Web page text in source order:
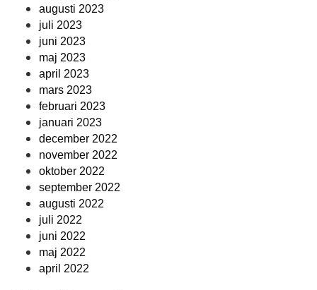
augusti 2023
juli 2023
juni 2023
maj 2023
april 2023
mars 2023
februari 2023
januari 2023
december 2022
november 2022
oktober 2022
september 2022
augusti 2022
juli 2022
juni 2022
maj 2022
april 2022